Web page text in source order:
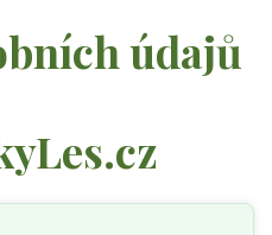
údajů